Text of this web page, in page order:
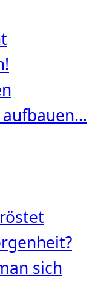
sich